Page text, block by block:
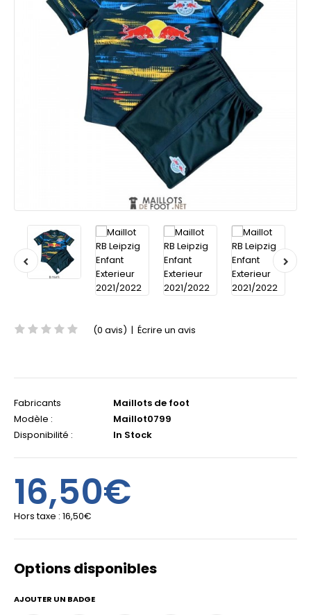
(0 avis) | Écrire un avis
Fabricants
Maillots de foot
Modèle :
Maillot0799
Disponibilité :
In Stock
16,50€
Hors taxe : 16,50€
Options disponibles
AJOUTER UN BADGE